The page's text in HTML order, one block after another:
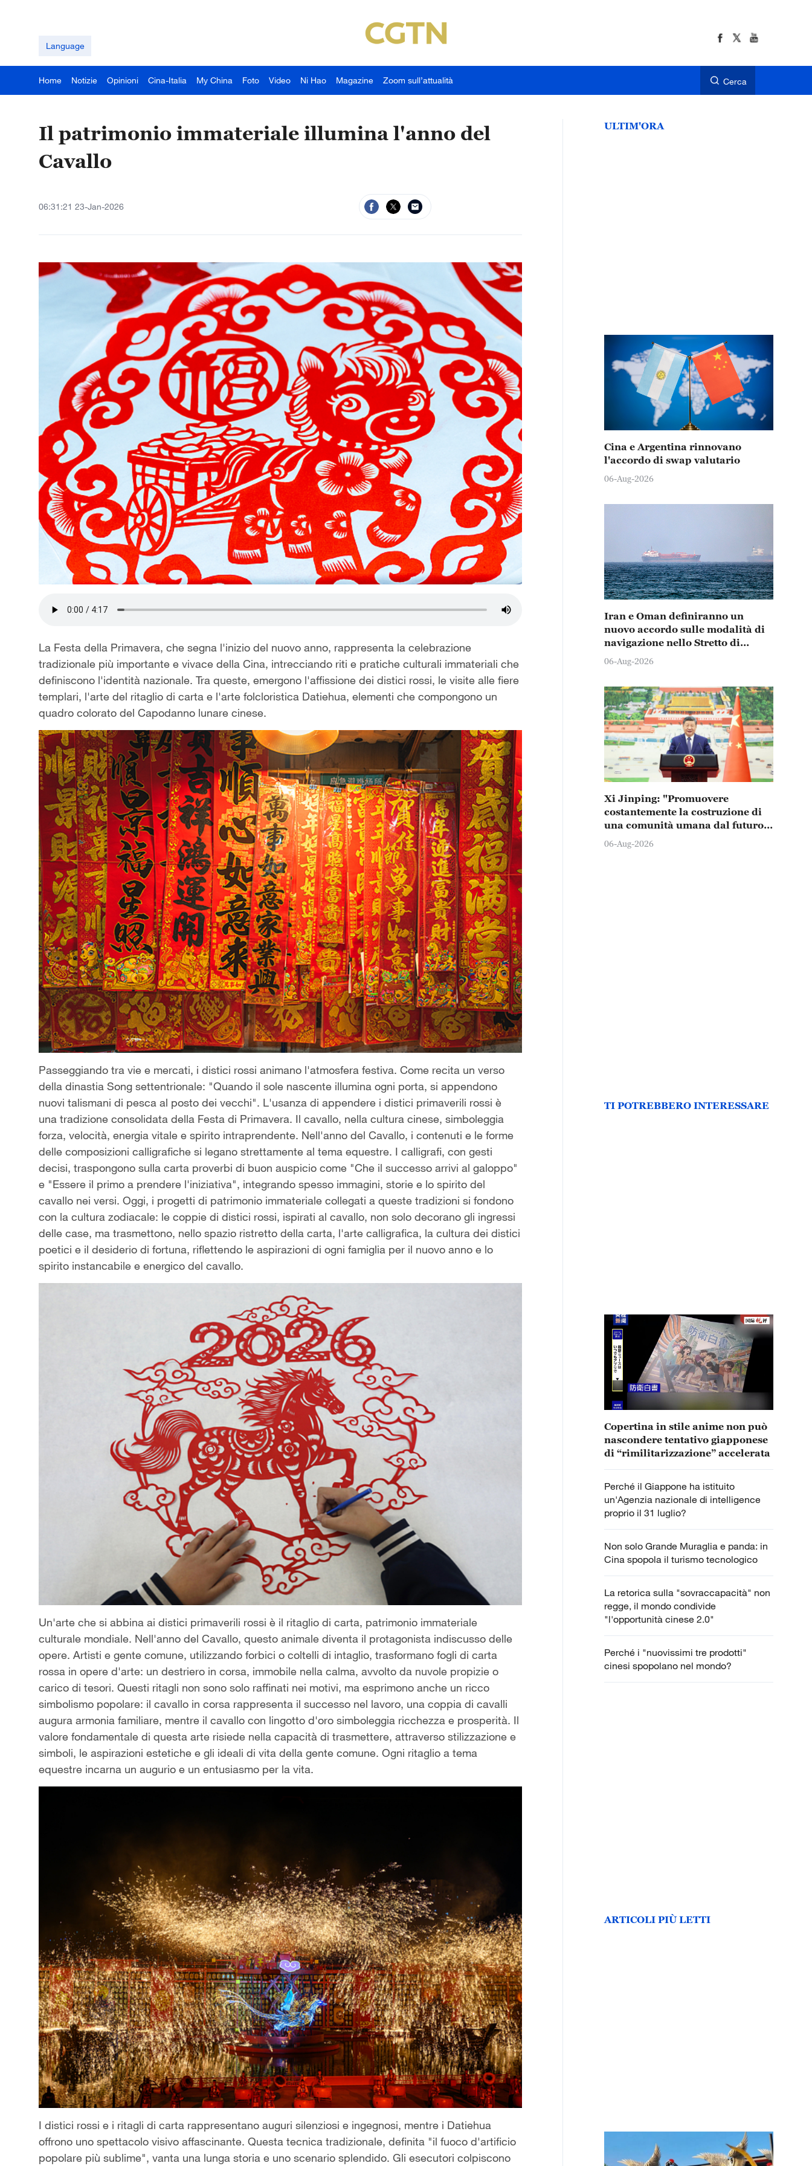
Language
Home Notizie Opinioni Cina-Italia My China Foto Video Ni Hao Magazine Zoom sull’attualità Cerca
Il patrimonio immateriale illumina l'anno del
Cavallo
06:31:21 23-Jan-2026
La Festa della Primavera, che segna l'inizio del nuovo anno, rappresenta la celebrazione
tradizionale più importante e vivace della Cina, intrecciando riti e pratiche culturali immateriali che
definiscono l'identità nazionale. Tra queste, emergono l'affissione dei distici rossi, le visite alle fiere
templari, l'arte del ritaglio di carta e l'arte folcloristica Datiehua, elementi che compongono un
quadro colorato del Capodanno lunare cinese.
Passeggiando tra vie e mercati, i distici rossi animano l'atmosfera festiva. Come recita un verso
della dinastia Song settentrionale: "Quando il sole nascente illumina ogni porta, si appendono
nuovi talismani di pesca al posto dei vecchi". L'usanza di appendere i distici primaverili rossi è
una tradizione consolidata della Festa di Primavera. Il cavallo, nella cultura cinese, simboleggia
forza, velocità, energia vitale e spirito intraprendente. Nell'anno del Cavallo, i contenuti e le forme
delle composizioni calligrafiche si legano strettamente al tema equestre. I calligrafi, con gesti
decisi, traspongono sulla carta proverbi di buon auspicio come "Che il successo arrivi al galoppo"
e "Essere il primo a prendere l'iniziativa", integrando spesso immagini, storie e lo spirito del
cavallo nei versi. Oggi, i progetti di patrimonio immateriale collegati a queste tradizioni si fondono
con la cultura zodiacale: le coppie di distici rossi, ispirati al cavallo, non solo decorano gli ingressi
delle case, ma trasmettono, nello spazio ristretto della carta, l'arte calligrafica, la cultura dei distici
poetici e il desiderio di fortuna, riflettendo le aspirazioni di ogni famiglia per il nuovo anno e lo
spirito instancabile e energico del cavallo.
Un'arte che si abbina ai distici primaverili rossi è il ritaglio di carta, patrimonio immateriale
culturale mondiale. Nell'anno del Cavallo, questo animale diventa il protagonista indiscusso delle
opere. Artisti e gente comune, utilizzando forbici o coltelli di intaglio, trasformano fogli di carta
rossa in opere d'arte: un destriero in corsa, immobile nella calma, avvolto da nuvole propizie o
carico di tesori. Questi ritagli non sono solo raffinati nei motivi, ma esprimono anche un ricco
simbolismo popolare: il cavallo in corsa rappresenta il successo nel lavoro, una coppia di cavalli
augura armonia familiare, mentre il cavallo con lingotto d'oro simboleggia ricchezza e prosperità. Il
valore fondamentale di questa arte risiede nella capacità di trasmettere, attraverso stilizzazione e
simboli, le aspirazioni estetiche e gli ideali di vita della gente comune. Ogni ritaglio a tema
equestre incarna un augurio e un entusiasmo per la vita.
I distici rossi e i ritagli di carta rappresentano auguri silenziosi e ingegnosi, mentre i Datiehua
offrono uno spettacolo visivo affascinante. Questa tecnica tradizionale, definita "il fuoco d'artificio
popolare più sublime", vanta una lunga storia e uno scenario splendido. Gli esecutori colpiscono
ULTIM'ORA
Cina e Argentina rinnovano
l'accordo di swap valutario
06-Aug-2026
Iran e Oman definiranno un
nuovo accordo sulle modalità di
navigazione nello Stretto di
Hormuz
06-Aug-2026
Xi Jinping: "Promuovere
costantemente la costruzione di
una comunità umana dal futuro
condiviso"
06-Aug-2026
TI POTREBBERO INTERESSARE
Copertina in stile anime non può
nascondere tentativo giapponese
di “rimilitarizzazione” accelerata
Perché il Giappone ha istituito
un'Agenzia nazionale di intelligence
proprio il 31 luglio?
Non solo Grande Muraglia e panda: in
Cina spopola il turismo tecnologico
La retorica sulla "sovraccapacità" non
regge, il mondo condivide
"l'opportunità cinese 2.0"
Perché i "nuovissimi tre prodotti"
cinesi spopolano nel mondo?
ARTICOLI PIÙ LETTI